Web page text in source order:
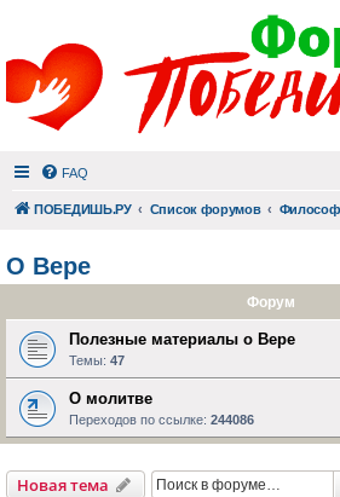
FAQ
ПОБЕДИШЬ.РУ Список форумов
О Вере
Форум
Полезные материалы о Вере
Темы: 47
О молитве
Переходов по ссылке: 244086
Новая тема